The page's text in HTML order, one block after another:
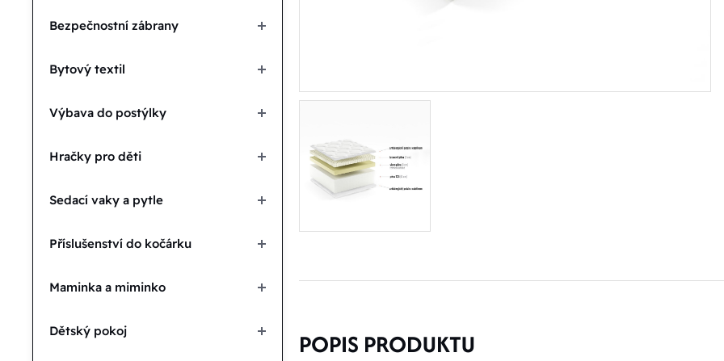
Bezpečnostní zábrany
Bytový textil
Výbava do postýlky
Hračky pro děti
Sedací vaky a pytle
Příslušenství do kočárku
Maminka a miminko
Dětský pokoj POPIS PRODUKTU